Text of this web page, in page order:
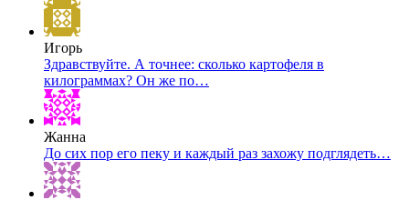
Игорь
Здравствуйте. А точнее: сколько картофеля в
килограммах? Он же по…
Жанна
До сих пор его пеку и каждый раз захожу подглядеть…